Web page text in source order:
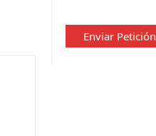
Enviar Petición